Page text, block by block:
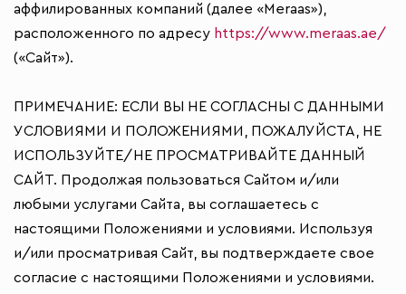
аффилированных компаний (далее «Meraas»),
расположенного по адресу https://www.meraas.ae/
(«Сайт»).
ПРИМЕЧАНИЕ: ЕСЛИ ВЫ НЕ СОГЛАСНЫ С ДАННЫМИ
УСЛОВИЯМИ И ПОЛОЖЕНИЯМИ, ПОЖАЛУЙСТА, НЕ
ИСПОЛЬЗУЙТЕ/НЕ ПРОСМАТРИВАЙТЕ ДАННЫЙ
САЙТ. Продолжая пользоваться Сайтом и/или
любыми услугами Сайта, вы соглашаетесь с
настоящими Положениями и условиями. Используя
и/или просматривая Сайт, вы подтверждаете свое
согласие с настоящими Положениями и условиями.